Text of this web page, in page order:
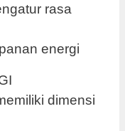
rasa
energi
dimensi